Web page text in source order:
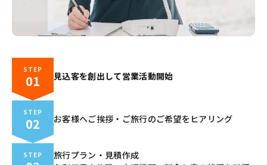
STEP
01 見込客を創出して営業活動開始
STEP
02 お客様へご挨拶・ご旅行のご希望をヒアリング
STEP
旅行プラン・見積作成